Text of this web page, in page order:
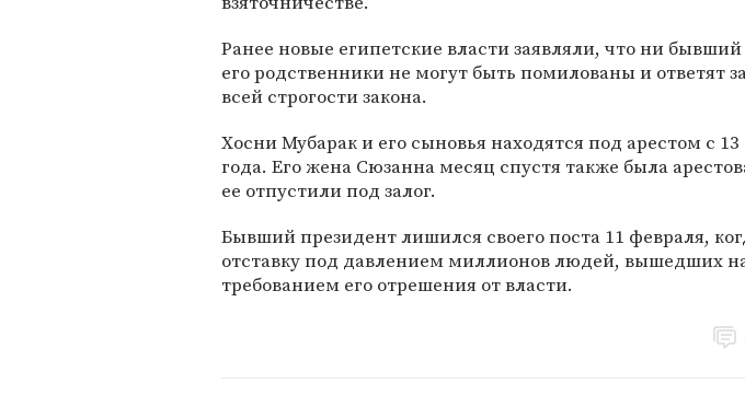
Ранее новые египетские власти заявляли, что ни
его родственники не могут быть помилованы и ответят
всей строгости закона.
Хосни Мубарак и его сыновья находятся под арестом с 13
года. Его жена Сюзанна месяц спустя также была
ее отпустили под залог.
Бывший президент лишился своего поста 11 февраля,
отставку под давлением миллионов людей, вышедших
требованием его отрешения от власти.